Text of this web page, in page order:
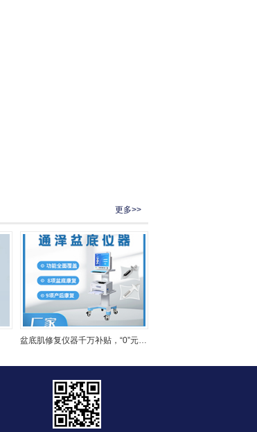
更多>>
盆底肌修复仪器千万补贴，“0”元用机，通泽天下，共渡疫情